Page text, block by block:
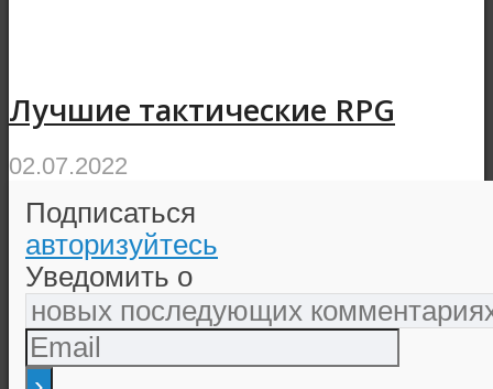
Лучшие тактические RPG
02.07.2022
Подписаться
авторизуйтесь
Уведомить о